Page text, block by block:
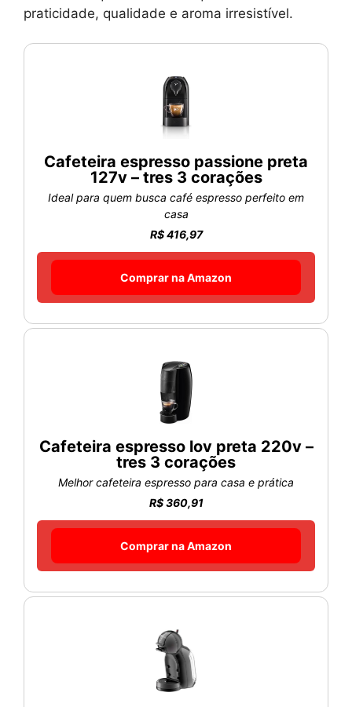
praticidade, qualidade e aroma irresistível.
Cafeteira espresso passione preta
127v – tres 3 corações
Ideal para quem busca café espresso perfeito em
casa
R$ 416,97
Comprar na Amazon
Cafeteira espresso lov preta 220v –
tres 3 corações
Melhor cafeteira espresso para casa e prática
R$ 360,91
Comprar na Amazon